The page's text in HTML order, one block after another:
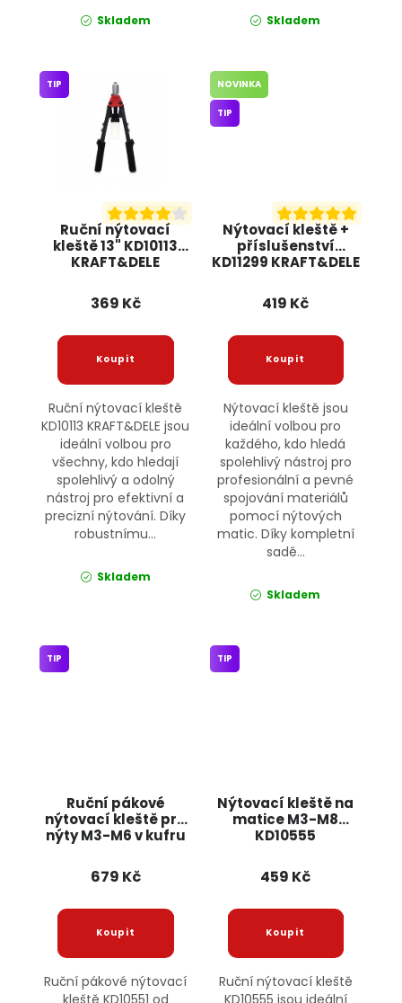
Skladem Skladem
Ruční nýtovací
kleště 13" KD10113
KRAFT&DELE
TIP
369 Kč
Ruční nýtovací kleště
KD10113 KRAFT&DELE jsou
ideální volbou pro
všechny, kdo hledají
spolehlivý a odolný
nástroj pro efektivní a
precizní nýtování. Díky
robustnímu...
Skladem
Nýtovací kleště +
příslušenství
KD11299 KRAFT&DELE
NOVINKA
TIP
419 Kč
Nýtovací kleště jsou
ideální volbou pro
každého, kdo hledá
spolehlivý nástroj pro
profesionální a pevné
spojování materiálů
pomocí nýtových
matic. Díky kompletní
sadě...
Skladem
Ruční pákové
nýtovací kleště pro
nýty M3-M6 v kufru
TIP
679 Kč
Ruční pákové nýtovací
kleště KD10551 od
Nýtovací kleště na
matice M3-M8
KD10555
TIP
459 Kč
Ruční nýtovací kleště
KD10555 jsou ideální